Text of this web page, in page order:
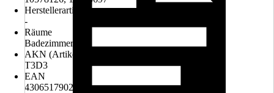
Herstellerartikelnummer
-
Räume
Badezimmer
AKN (Artikelkurznummer)
T3D3
EAN
4306517902636